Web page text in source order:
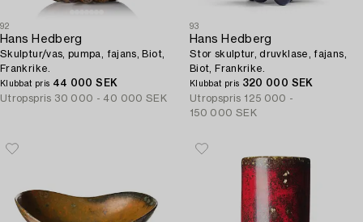
92
Hans Hedberg
Skulptur/vas, pumpa, fajans, Biot,
Frankrike.
Klubbat pris 44 000 SEK
Utropspris 30 000 - 40 000 SEK
93
Hans Hedberg
Stor skulptur, druvklase, fajans,
Biot, Frankrike.
Klubbat pris 320 000 SEK
Utropspris 125 000 -
150 000 SEK